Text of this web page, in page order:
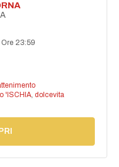
Ore 23:59
'ISCHIA, dolcevita